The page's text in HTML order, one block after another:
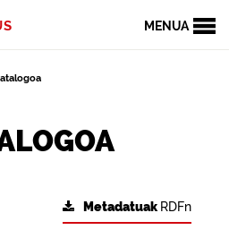
MENUA
Metadatuak RDFn